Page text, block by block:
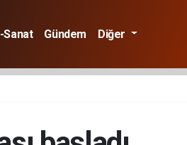
Sanat Gündem Diğer